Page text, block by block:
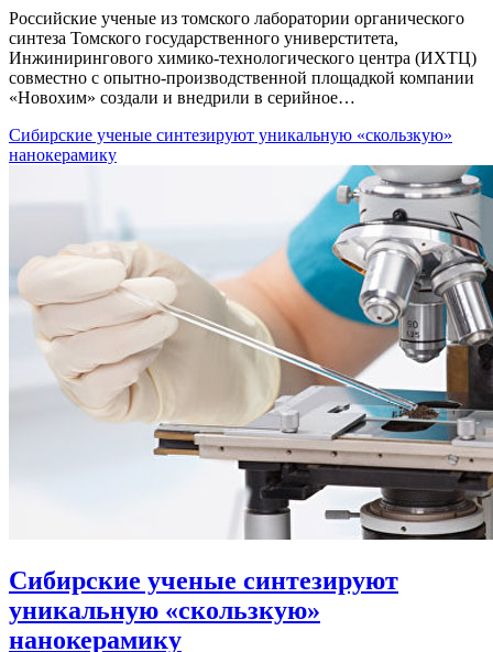
Российские ученые из томского лаборатории органического
синтеза Томского государственного универститета,
Инжинирингового химико-технологического центра (ИХТЦ)
совместно с опытно-производственной площадкой компании
«Новохим» создали и внедрили в серийное…
Сибирские ученые синтезируют уникальную «скользкую»
нанокерамику
Сибирские ученые синтезируют
уникальную «скользкую»
нанокерамику